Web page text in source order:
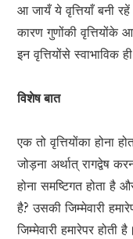
आ जायँ ये वृत्तियाँ बनी
कारण गुणोंकी
इन वृत्तियोंसे स्वाभाविक
विशेष बात
एक तो वृत्तियोंका होना
जोड़ना अर्थात् रागद्वेष
होना समष्टिगत होता है
है? उसकी जिम्मेवारी
जिम्मेवारी हमारेपर